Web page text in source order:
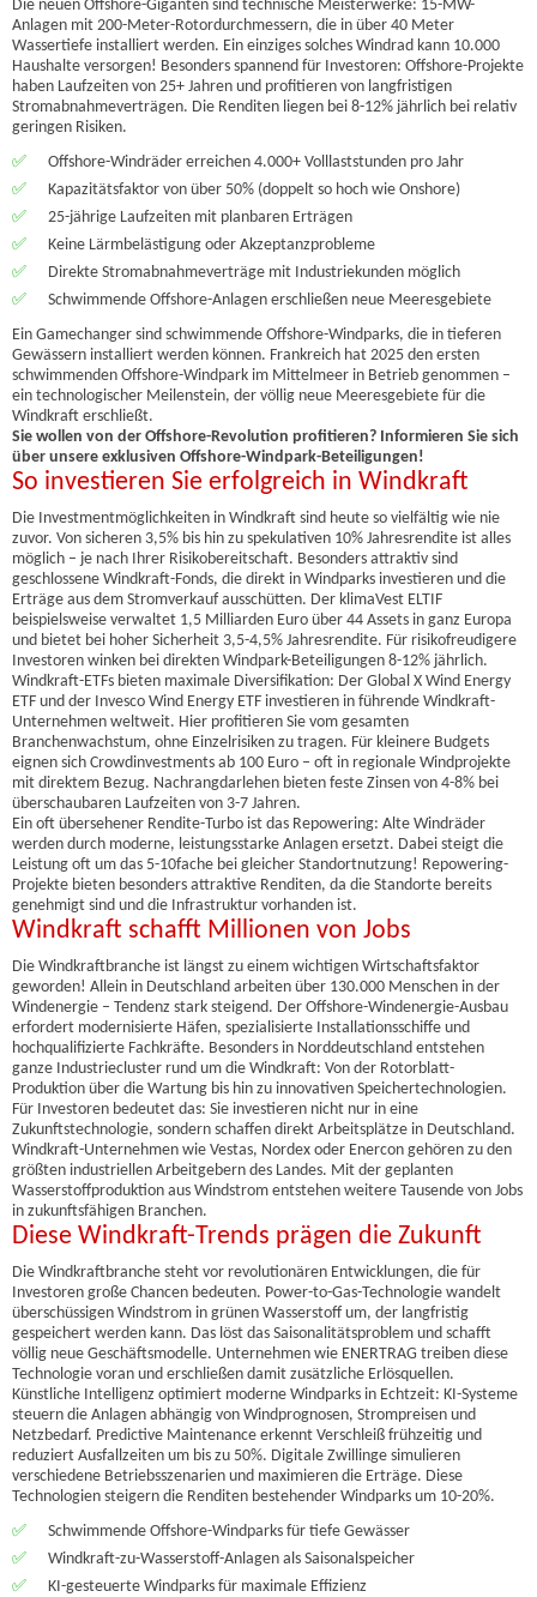
Die neuen Offshore-Giganten sind technische Meisterwerke: 15-MW-
Anlagen mit 200-Meter-Rotordurchmessern, die in über 40 Meter
Wassertiefe installiert werden. Ein einziges solches Windrad kann 10.000
Haushalte versorgen! Besonders spannend für Investoren: Offshore-Projekte
haben Laufzeiten von 25+ Jahren und profitieren von langfristigen
Stromabnahmeverträgen. Die Renditen liegen bei 8-12% jährlich bei relativ
geringen Risiken.
✅
Offshore-Windräder erreichen 4.000+ Volllaststunden pro Jahr
✅
Kapazitätsfaktor von über 50% (doppelt so hoch wie Onshore)
✅
25-jährige Laufzeiten mit planbaren Erträgen
✅
Keine Lärmbelästigung oder Akzeptanzprobleme
✅
Direkte Stromabnahmeverträge mit Industriekunden möglich
✅
Schwimmende Offshore-Anlagen erschließen neue Meeresgebiete
Ein Gamechanger sind schwimmende Offshore-Windparks, die in tieferen
Gewässern installiert werden können. Frankreich hat 2025 den ersten
schwimmenden Offshore-Windpark im Mittelmeer in Betrieb genommen –
ein technologischer Meilenstein, der völlig neue Meeresgebiete für die
Windkraft erschließt.
Sie wollen von der Offshore-Revolution profitieren? Informieren Sie sich
über unsere exklusiven Offshore-Windpark-Beteiligungen!
So investieren Sie erfolgreich in Windkraft
Die Investmentmöglichkeiten in Windkraft sind heute so vielfältig wie nie
zuvor. Von sicheren 3,5% bis hin zu spekulativen 10% Jahresrendite ist alles
möglich – je nach Ihrer Risikobereitschaft. Besonders attraktiv sind
geschlossene Windkraft-Fonds, die direkt in Windparks investieren und die
Erträge aus dem Stromverkauf ausschütten. Der klimaVest ELTIF
beispielsweise verwaltet 1,5 Milliarden Euro über 44 Assets in ganz Europa
und bietet bei hoher Sicherheit 3,5-4,5% Jahresrendite. Für risikofreudigere
Investoren winken bei direkten Windpark-Beteiligungen 8-12% jährlich.
Windkraft-ETFs bieten maximale Diversifikation: Der Global X Wind Energy
ETF und der Invesco Wind Energy ETF investieren in führende Windkraft-
Unternehmen weltweit. Hier profitieren Sie vom gesamten
Branchenwachstum, ohne Einzelrisiken zu tragen. Für kleinere Budgets
eignen sich Crowdinvestments ab 100 Euro – oft in regionale Windprojekte
mit direktem Bezug. Nachrangdarlehen bieten feste Zinsen von 4-8% bei
überschaubaren Laufzeiten von 3-7 Jahren.
Ein oft übersehener Rendite-Turbo ist das Repowering: Alte Windräder
werden durch moderne, leistungsstarke Anlagen ersetzt. Dabei steigt die
Leistung oft um das 5-10fache bei gleicher Standortnutzung! Repowering-
Projekte bieten besonders attraktive Renditen, da die Standorte bereits
genehmigt sind und die Infrastruktur vorhanden ist.
Windkraft schafft Millionen von Jobs
Die Windkraftbranche ist längst zu einem wichtigen Wirtschaftsfaktor
geworden! Allein in Deutschland arbeiten über 130.000 Menschen in der
Windenergie – Tendenz stark steigend. Der Offshore-Windenergie-Ausbau
erfordert modernisierte Häfen, spezialisierte Installationsschiffe und
hochqualifizierte Fachkräfte. Besonders in Norddeutschland entstehen
ganze Industriecluster rund um die Windkraft: Von der Rotorblatt-
Produktion über die Wartung bis hin zu innovativen Speichertechnologien.
Für Investoren bedeutet das: Sie investieren nicht nur in eine
Zukunftstechnologie, sondern schaffen direkt Arbeitsplätze in Deutschland.
Windkraft-Unternehmen wie Vestas, Nordex oder Enercon gehören zu den
größten industriellen Arbeitgebern des Landes. Mit der geplanten
Wasserstoffproduktion aus Windstrom entstehen weitere Tausende von Jobs
in zukunftsfähigen Branchen.
Diese Windkraft-Trends prägen die Zukunft
Die Windkraftbranche steht vor revolutionären Entwicklungen, die für
Investoren große Chancen bedeuten. Power-to-Gas-Technologie wandelt
überschüssigen Windstrom in grünen Wasserstoff um, der langfristig
gespeichert werden kann. Das löst das Saisonalitätsproblem und schafft
völlig neue Geschäftsmodelle. Unternehmen wie ENERTRAG treiben diese
Technologie voran und erschließen damit zusätzliche Erlösquellen.
Künstliche Intelligenz optimiert moderne Windparks in Echtzeit: KI-Systeme
steuern die Anlagen abhängig von Windprognosen, Strompreisen und
Netzbedarf. Predictive Maintenance erkennt Verschleiß frühzeitig und
reduziert Ausfallzeiten um bis zu 50%. Digitale Zwillinge simulieren
verschiedene Betriebsszenarien und maximieren die Erträge. Diese
Technologien steigern die Renditen bestehender Windparks um 10-20%.
✅
Schwimmende Offshore-Windparks für tiefe Gewässer
✅
Windkraft-zu-Wasserstoff-Anlagen als Saisonalspeicher
✅
KI-gesteuerte Windparks für maximale Effizienz